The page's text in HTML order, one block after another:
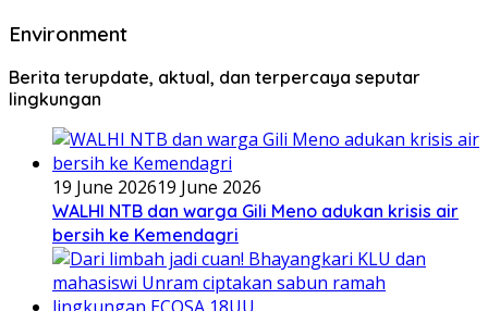
Environment
Berita terupdate, aktual, dan terpercaya seputar
lingkungan
19 June 202619 June 2026
WALHI NTB dan warga Gili Meno adukan krisis air
bersih ke Kemendagri